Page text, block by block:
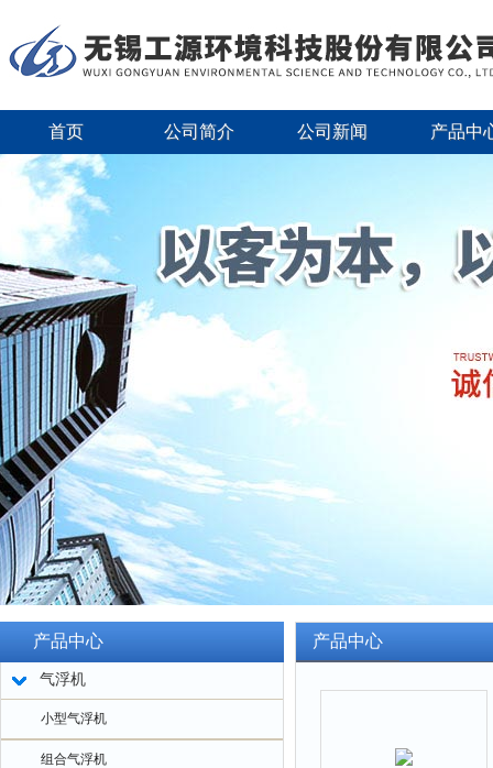
首页 公司简介 公司新闻 产品中
产品中心
气浮机
小型气浮机
组合气浮机
产品中心